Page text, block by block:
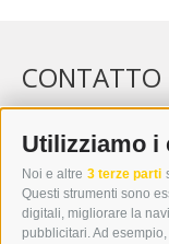
Utilizziamo i
Noi e altre 3 terze parti
Questi strumenti sono
digitali, migliorare la
pubblicitari. Ad
CONTATTO
WIPP-MEDIA GMBH
DER ERKER
I-39049 VIPITENO
TEL.: +39 0472